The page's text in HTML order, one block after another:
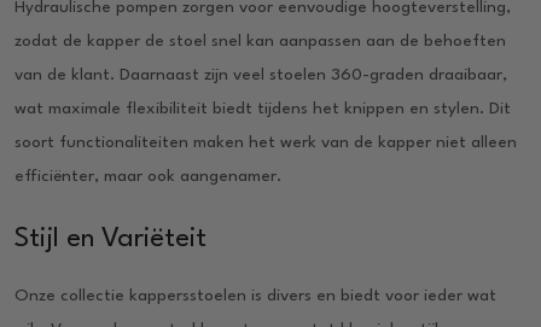
Hydraulische pompen zorgen voor eenvoudige hoogteverstelling,
zodat de kapper de stoel snel kan aanpassen aan de behoeften
van de klant. Daarnaast zijn veel stoelen 360-graden draaibaar,
wat maximale flexibiliteit biedt tijdens het knippen en stylen. Dit
soort functionaliteiten maken het werk van de kapper niet alleen
efficiënter, maar ook aangenamer.
Stijl en Variëteit
Onze collectie kappersstoelen is divers en biedt voor ieder wat